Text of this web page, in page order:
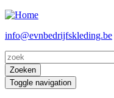
info@evnbedrijfskleding.be
Zoeken
Toggle navigation